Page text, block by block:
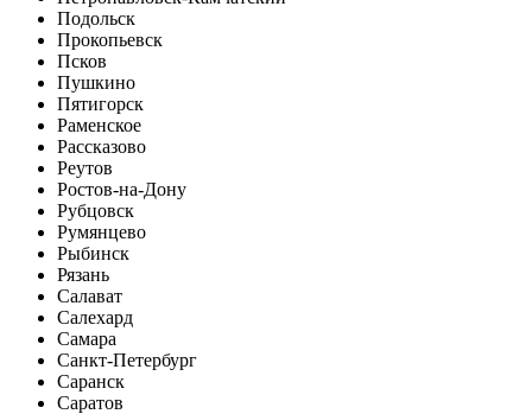
Подольск
Прокопьевск
Псков
Пушкино
Пятигорск
Раменское
Рассказово
Реутов
Ростов-на-Дону
Рубцовск
Румянцево
Рыбинск
Рязань
Салават
Салехард
Самара
Санкт-Петербург
Саранск
Саратов